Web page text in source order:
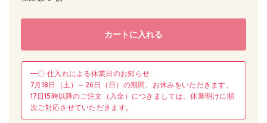
カートに入れる
━〇 仕入れによる休業日のお知らせ
7月18日（土）～26日（日）の期間、お休みをいただきます。
17日15時以降のご注文（入金）につきましては、休業明けに順
次ご対応させていただきます。